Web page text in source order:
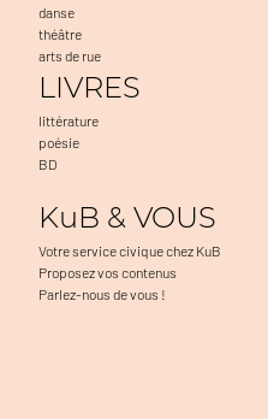
danse
théâtre
arts de rue
LIVRES
littérature
poésie
BD
KuB & VOUS
Votre service civique chez KuB
Proposez vos contenus
Parlez-nous de vous !